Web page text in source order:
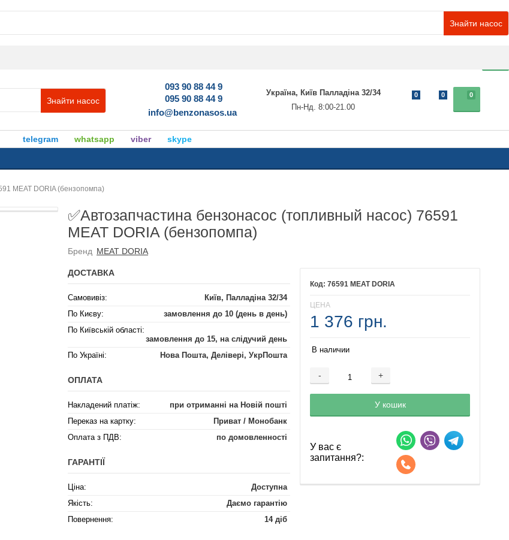
Знайти насос
Знайти насос
093 90 88 44 9
095 90 88 44 9
info@benzonasos.ua
Україна, Київ Палладіна 32/34
Пн-Нд. 8:00-21.00
0
0 0
telegram whatsapp viber
skype
MEAT DORIA (бензопомпа)
✅Автозапчастина бензонасос (топливный насос) 76591
MEAT DORIA (бензопомпа)
Бренд MEAT DORIA
76591 MEAT DORIA
ЦЕНА
1 376 грн.
В наличии
- +
Добавляется...
У кошик
Добавлен
У вас є
запитання?:
ДОСТАВКА
Самовивіз:
Київ, Палладіна 32/34
По Києву:
замовлення до 10 (день в день)
По Київській області:
замовлення до 15, на слідучий день
По Україні:
Нова Пошта, Делівері, УкрПошта
ОПЛАТА
Накладений платіж:
при отриманні на Новій пошті
Переказ на картку:
Приват / Монобанк
Оплата з ПДВ:
по домовленності
ГАРАНТІЇ
Ціна:
Доступна
Якість:
Даємо гарантію
Повернення:
14 діб